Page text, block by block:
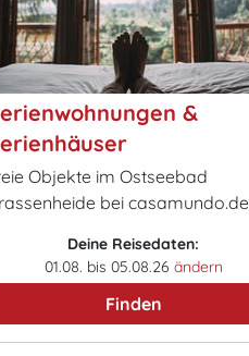
&
Objekte im Ostseebad
bei casamundo.de
Deine Reisedaten:
01.08. bis 05.08.26 ändern
Finden